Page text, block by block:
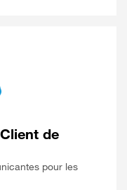
de
pour les